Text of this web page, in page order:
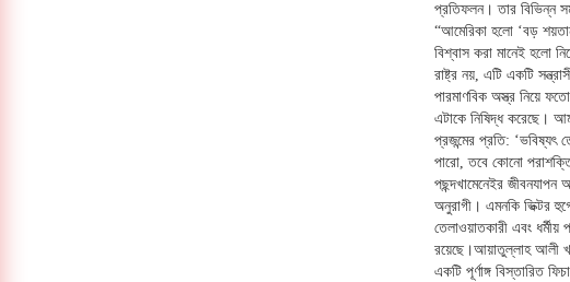
প্রতিফলন। তার বিভিন্ন
“আমেরিকা হলো ‘বড়
বিশ্বাস করা মানেই হলো
রাষ্ট্র নয়, এটি একটি
পারমাণবিক অস্ত্র নিয়ে
এটাকে নিষিদ্ধ করেছে।
প্রজন্মের প্রতি: ‘ভবিষ্যৎ
পারো, তবে কোনো
পছন্দখামেনেইর জীবনযাপন
অনুরাগী। এমনকি ভিক্টর
তেলাওয়াতকারী এবং
রয়েছে।আয়াতুল্লাহ আলী
একটি পূর্ণাঙ্গ বিস্তারিত